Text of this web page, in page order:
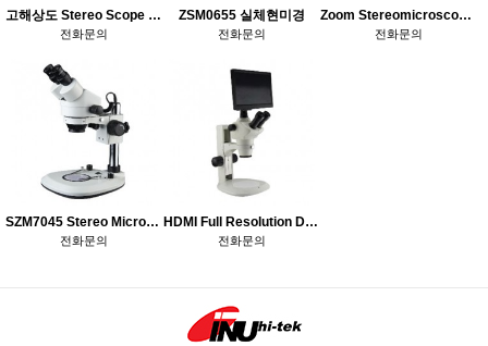
고해상도 Stereo Scope IZPS0850
전화문의
ZSM0655 실체현미경
전화문의
Zoom Stereomicroscope Nikon SMZ745
전화문의
SZM7045 Stereo Microscope
전화문의
HDMI Full Resolution Digital Stereo Microscope
전화문의